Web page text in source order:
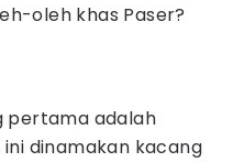
oleh khas Paser?
pertama adalah
dinamakan kacang